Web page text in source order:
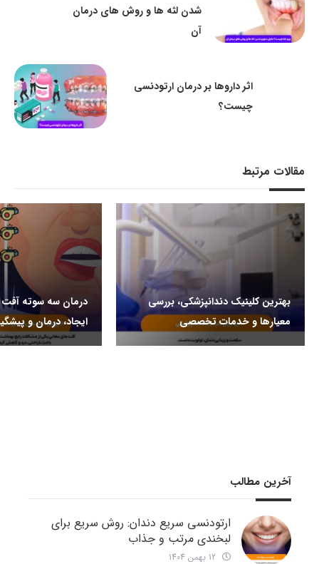
شدن لثه ها و روش های درمان
آن
اثر داروها بر درمان ارتودنسی
چیست؟
مقالات مرتبط
بهترین کلینیک دندانپزشکی، بررسی
معیارها و خدمات تخصصی
درمان سه سوته آفت
ایجاد، درمان و
آخرین مطالب
ارتودنسی سریع دندان: روش سریع برای
لبخندی مرتب و جذاب